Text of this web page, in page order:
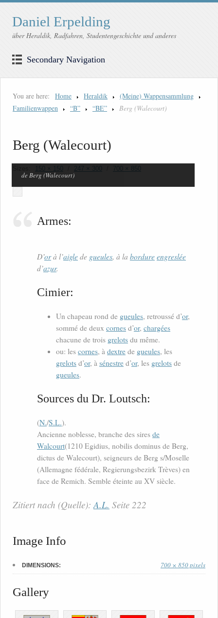
Daniel Erpelding
über Heraldik, Radfahren, Studentengeschichte und anderes
Secondary Navigation
You are here: Home Heraldik
(Meine) Wappensammlung
Familienwappen
“B” “BE” Berg (Walecourt)
Berg (Walecourt)
150 × 150 247 × 300 700 × 850
de Berg (Walecourt)
Armes:
D’orà l’aiglede gueules, à la bordureengreslée
d’azur.
Cimier:
Un chapeau rond de gueules, retroussé d’or,
sommé de deux cornes d’or, chargées
chacune de trois grelots du même.
ou: les cornes, à dextre de gueules, les
grelots d’or, à sénestre d’or, les grelots de
gueules.
Sources du Dr. Loutsch:
(N./S.L.).
Ancienne noblesse, branche des sires de
Walcourt(1210 Egidius, nobilis dominus de Berg,
dictus de Walecourt), seigneurs de Berg s/Moselle
(Allemagne fédérale, Regierungsbezirk Trèves) en
face de Remich. Semble éteinte au XV siècle.
Zitiert nach (Quelle):A.L. Seite 222
Image Info
DIMENSIONS: 700 × 850 pixels
Gallery